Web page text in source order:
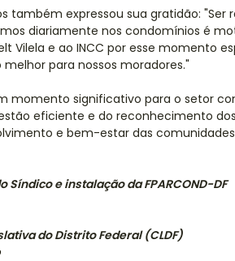
também expressou sua gratidão: "Ser
diariamente nos condomínios é
Vilela e ao INCC por esse momento
para nossos moradores."
momento significativo para o setor
eficiente e do reconhecimento
e bem-estar das
Síndico e instalação da FPARCOND-DF
do Distrito Federal (CLDF)